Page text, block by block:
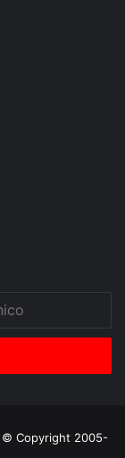
© Copyright 2005-